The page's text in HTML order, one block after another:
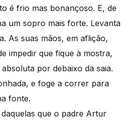
é frio mas bonançoso. E, de
um sopro mais forte. Levanta
As suas mãos, em aflição,
impedir que fique à mostra,
por debaixo da saia.
e foge a correr para
fonte.
que o padre Artur